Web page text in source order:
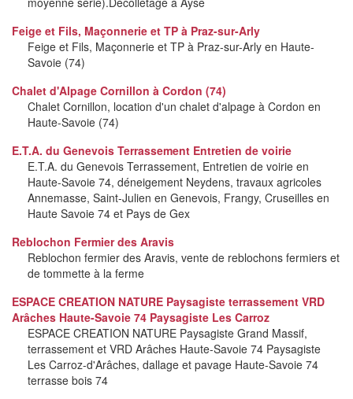
Feige et Fils, Maçonnerie et TP à Praz-sur-Arly
Feige et Fils, Maçonnerie et TP à Praz-sur-Arly en Haute-
Savoie (74)
Chalet d'Alpage Cornillon à Cordon (74)
Chalet Cornillon, location d'un chalet d'alpage à Cordon en
Haute-Savoie (74)
E.T.A. du Genevois Terrassement Entretien de voirie
E.T.A. du Genevois Terrassement, Entretien de voirie en
Haute-Savoie 74, déneigement Neydens, travaux agricoles
Annemasse, Saint-Julien en Genevois, Frangy, Cruseilles en
Haute Savoie 74 et Pays de Gex
Reblochon Fermier des Aravis
Reblochon fermier des Aravis, vente de reblochons fermiers et
de tommette à la ferme
ESPACE CREATION NATURE Paysagiste terrassement VRD
Arâches Haute-Savoie 74 Paysagiste Les Carroz
ESPACE CREATION NATURE Paysagiste Grand Massif,
terrassement et VRD Arâches Haute-Savoie 74 Paysagiste
Les Carroz-d'Arâches, dallage et pavage Haute-Savoie 74
terrasse bois 74